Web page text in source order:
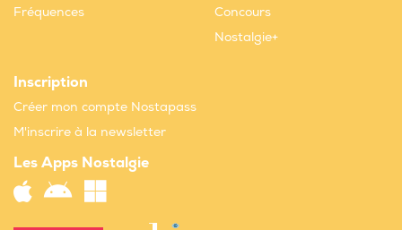
Fréquences
Concours
Nostalgie+
Inscription
Créer mon compte Nostapass
M'inscrire à la newsletter
Les Apps Nostalgie